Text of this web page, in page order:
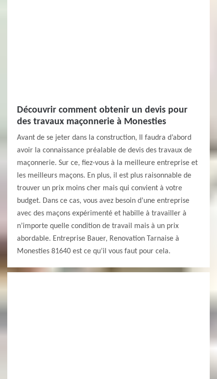
Découvrir comment obtenir un devis pour
des travaux maçonnerie à Monesties
Avant de se jeter dans la construction, Il faudra d’abord
avoir la connaissance préalable de devis des travaux de
maçonnerie. Sur ce, fiez-vous à la meilleure entreprise et
les meilleurs maçons. En plus, il est plus raisonnable de
trouver un prix moins cher mais qui convient à votre
budget. Dans ce cas, vous avez besoin d’une entreprise
avec des maçons expérimenté et habille à travailler à
n’importe quelle condition de travail mais à un prix
abordable. Entreprise Bauer, Renovation Tarnaise à
Monesties 81640 est ce qu’il vous faut pour cela.